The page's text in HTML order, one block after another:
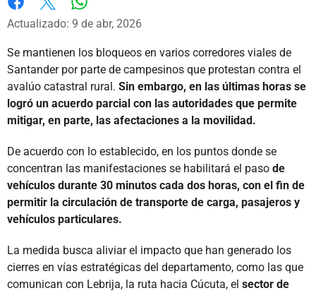
Facebook
X
Actualizado: 9 de abr, 2026
Se mantienen los bloqueos en varios corredores viales de
Santander por parte de campesinos que protestan contra el
avalúo catastral rural. Sin embargo, en las últimas horas se
logró un acuerdo parcial con las autoridades que permite
mitigar, en parte, las afectaciones a la movilidad.
De acuerdo con lo establecido, en los puntos donde se
concentran las manifestaciones se habilitará el paso de
vehículos durante 30 minutos cada dos horas, con el fin de
permitir la circulación de transporte de carga, pasajeros y
vehículos particulares.
La medida busca aliviar el impacto que han generado los
cierres en vías estratégicas del departamento, como las que
comunican con Lebrija, la ruta hacia Cúcuta, el sector de